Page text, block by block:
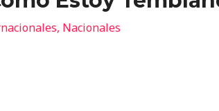
, Nacionales